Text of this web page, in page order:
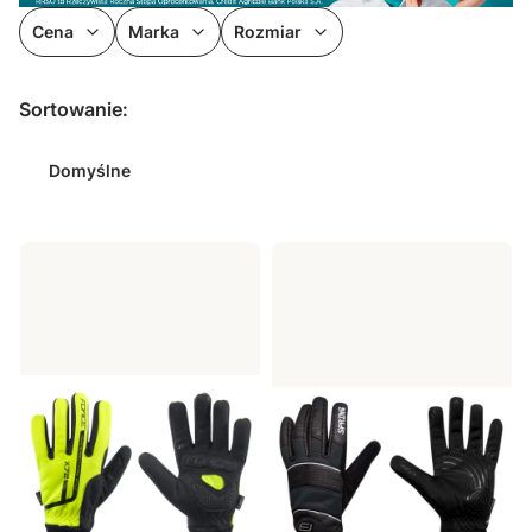
Cena Marka Rozmiar
Lista produktów
Sortowanie:
Domyślne